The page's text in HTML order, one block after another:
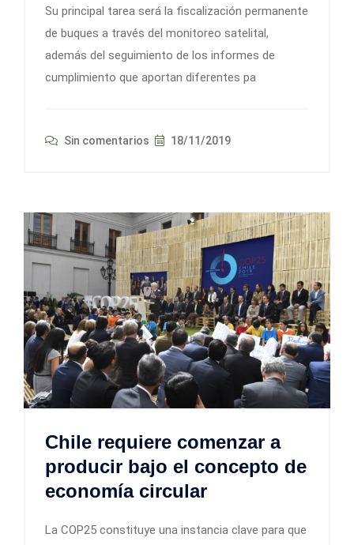
Su principal tarea será la fiscalización permanente
de buques a través del monitoreo satelital,
además del seguimiento de los informes de
cumplimiento que aportan diferentes pa
Sin comentarios 18/11/2019
Chile requiere comenzar a
producir bajo el concepto de
economía circular
La COP25 constituye una instancia clave para que